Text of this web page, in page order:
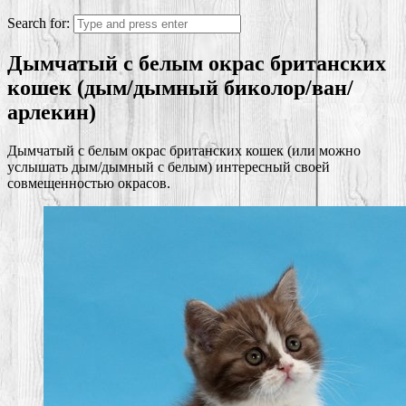
Search for:
Дымчатый с белым окрас британских
кошек (дым/дымный биколор/ван/
арлекин)
Дымчатый с белым окрас британских кошек (или можно
услышать дым/дымный с белым) интересный своей
совмещенностью окрасов.